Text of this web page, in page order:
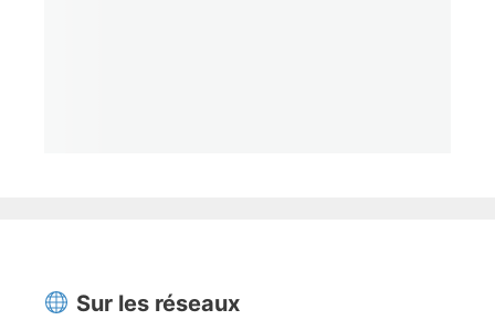
Sur les réseaux